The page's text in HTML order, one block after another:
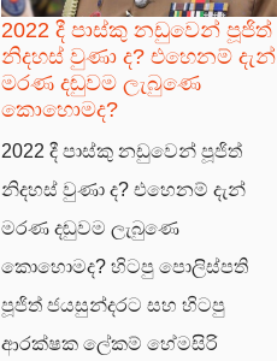
2022 දී පාස්කු නඩුවෙන් පූජිත්
නිදහස් වුණා ද? එහෙනම් දැන්
මරණ දඬුවම ලැබුණෙ
කොහොමද?
2022 දී පාස්කු නඩුවෙන් පූජිත්
නිදහස් වුණා ද? එහෙනම් දැන්
මරණ දඬුවම ලැබුණෙ
කොහොමද? හිටපු පොලිස්පති
පූජිත් ජයසුන්දරට සහ හිටපු
ආරක්ෂක ලේකම් හේමසිරි